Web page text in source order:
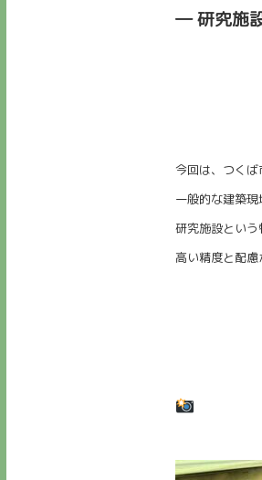
― 研究施
今回は、つく
一般的な建築現
研究施設という
高い精度と配